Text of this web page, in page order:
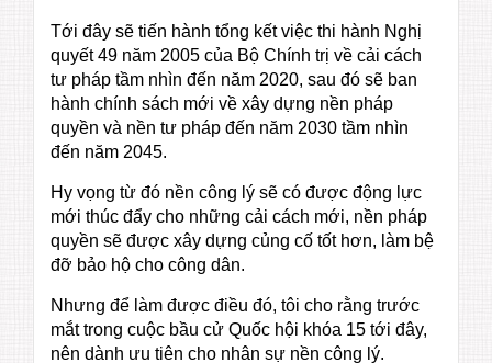
Tới đây sẽ tiến hành tổng kết việc thi hành Nghị
quyết 49 năm 2005 của Bộ Chính trị về cải cách
tư pháp tầm nhìn đến năm 2020, sau đó sẽ ban
hành chính sách mới về xây dựng nền pháp
quyền và nền tư pháp đến năm 2030 tầm nhìn
đến năm 2045.
Hy vọng từ đó nền công lý sẽ có được động lực
mới thúc đẩy cho những cải cách mới, nền pháp
quyền sẽ được xây dựng củng cố tốt hơn, làm bệ
đỡ bảo hộ cho công dân.
Nhưng để làm được điều đó, tôi cho rằng trước
mắt trong cuộc bầu cử Quốc hội khóa 15 tới đây,
nên dành ưu tiên cho nhân sự nền công lý.